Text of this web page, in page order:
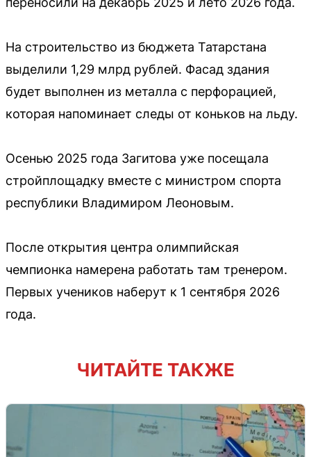
На строительство из бюджета Татарстана
выделили 1,29 млрд рублей. Фасад здания
будет выполнен из металла с перфорацией,
которая напоминает следы от коньков на льду.
Осенью 2025 года Загитова уже посещала
стройплощадку вместе с министром спорта
республики Владимиром Леоновым.
После открытия центра олимпийская
чемпионка намерена работать там тренером.
Первых учеников наберут к 1 сентября 2026
года.
ЧИТАЙТЕ ТАКЖЕ